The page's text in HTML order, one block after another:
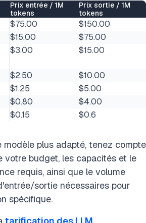
Prix entrée / 1M
tokens
Prix sortie / 1M
tokens
$75.00
$150.00
$15.00
$75.00
$3.00 $15.00
$2.50
$10.00
$1.25
$5.00
$0.80
$4.00
$0.15 $0.6
modèle plus adapté, tenez compte
votre budget, les capacités et le
requis, ainsi que le volume
sortie nécessaires pour
spécifique.